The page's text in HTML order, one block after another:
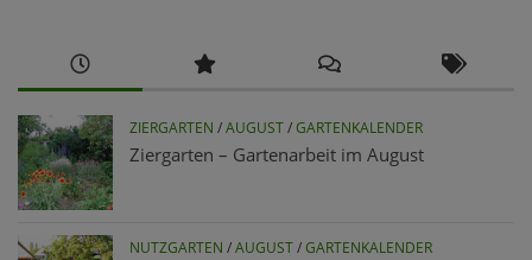
ZIERGARTEN /AUGUST/GARTENKALENDER
Ziergarten – Gartenarbeit im August
NUTZGARTEN /AUGUST/GARTENKALENDER